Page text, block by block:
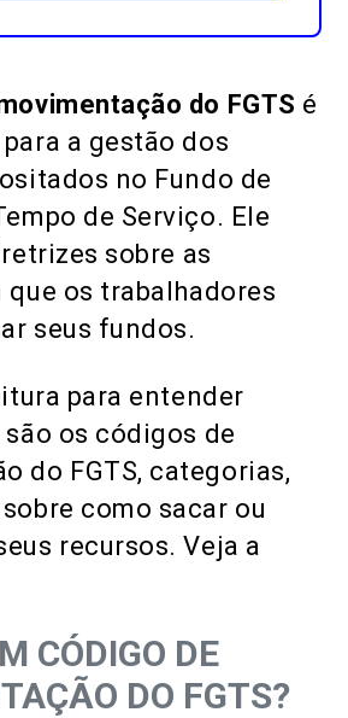
do FGTS é
a gestão dos
no Fundo de
de Serviço. Ele
sobre as
que os trabalhadores
seus fundos.
para entender
os códigos de
do FGTS, categorias,
como sacar ou
recursos. Veja a
CÓDIGO DE
DO FGTS?